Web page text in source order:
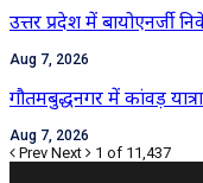
उत्तर प्रदेश में बायोएनर्जी
Aug 7, 2026
गौतमबुद्धनगर में कांवड़
Aug 7, 2026
Prev Next 1 of 11,437